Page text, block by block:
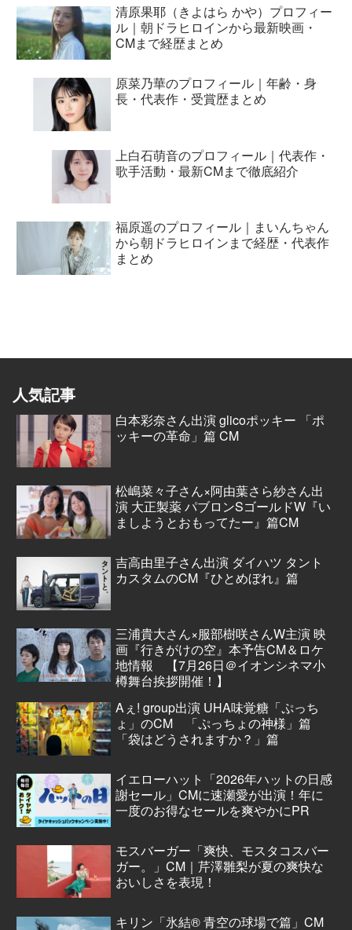
清原果耶（きよはら かや）プロフィー
ル｜朝ドラヒロインから最新映画・
CMまで経歴まとめ
原菜乃華のプロフィール｜年齢・身
長・代表作・受賞歴まとめ
上白石萌音のプロフィール｜代表作・
歌手活動・最新CMまで徹底紹介
福原遥のプロフィール｜まいんちゃん
から朝ドラヒロインまで経歴・代表作
まとめ
人気記事
白本彩奈さん出演 glicoポッキー 「ポ
ッキーの革命」篇 CM
松嶋菜々子さん×阿由葉さら紗さん出
演 大正製薬 パブロンSゴールドW『い
ましようとおもってたー』篇CM
吉高由里子さん出演 ダイハツ タント
カスタムのCM『ひとめぼれ』篇
三浦貴大さん×服部樹咲さんW主演 映
画『行きがけの空』本予告CM＆ロケ
地情報 【7月26日＠イオンシネマ小
樽舞台挨拶開催！】
Aぇ! group出演 UHA味覚糖「ぷっち
ょ」のCM 「ぷっちょの神様」篇
「袋はどうされますか？」篇
イエローハット「2026年ハットの日感
謝セール」CMに速瀬愛が出演！年に
一度のお得なセールを爽やかにPR
モスバーガー「爽快、モスタコスバー
ガー。」CM｜芹澤雛梨が夏の爽快な
おいしさを表現！
キリン「氷結® 青空の球場で篇」CM